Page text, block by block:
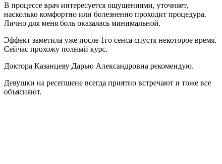
В процессе врач интересуется ощущениями, уточняет,
насколько комфортно или болезненно проходит процедура.
Лично для меня боль оказалась минимальной.
Эффект заметила уже после 1го сенса спустя некоторое время.
Сейчас прохожу полный курс.
Доктора Казанцеву Дарью Александровна рекомендую.
Девушки на ресепшене всегда приятно встречают и тоже все
объясняют.